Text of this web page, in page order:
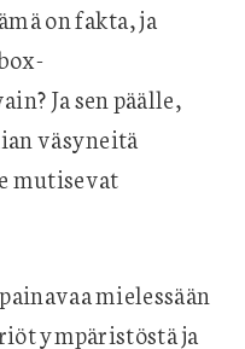
on fakta, ja
Ja sen päälle,
väsyneitä
mutisevat
mielessään
ympäristöstä ja